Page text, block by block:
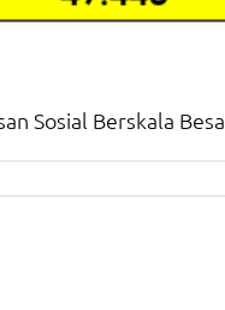
Sosial Berskala